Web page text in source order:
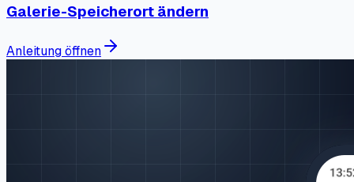
Galerie-Speicherort ändern
Anleitung öffnen